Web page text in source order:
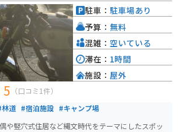
5 （口コミ1件）
林道 #宿泊施設 #キャンプ場
や竪穴式住居など縄文時代をテーマにしたスポッ
駐車： 駐車場あり
予算： 無料
混雑： 空いている
滞在： 1時間
施設： 屋外